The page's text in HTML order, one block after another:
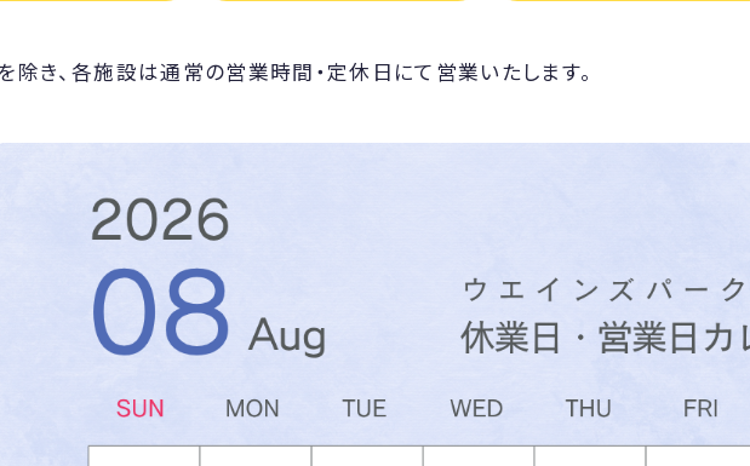
除き、各施設は通常の営業時間・定休日にて営業いたします。